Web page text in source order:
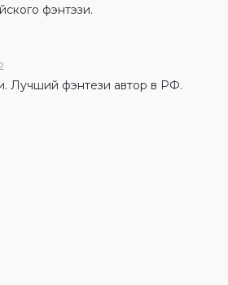
фэнтэзи.
Лучший фэнтези автор в РФ.